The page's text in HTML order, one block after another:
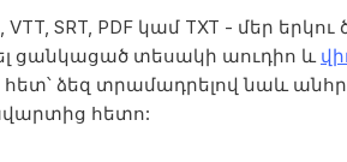
VTT, SRT, PDF կամ TXT - մեր
ցանկացած տեսակի աուդիո և
ձեզ տրամադրելով նաև
հետո: